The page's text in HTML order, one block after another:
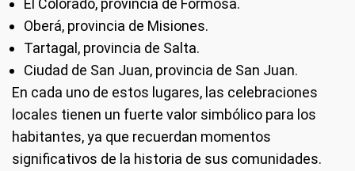
El Colorado, provincia de Formosa.
Oberá, provincia de Misiones.
Tartagal, provincia de Salta.
Ciudad de San Juan, provincia de San Juan.
En cada uno de estos lugares, las celebraciones
locales tienen un fuerte valor simbólico para los
habitantes, ya que recuerdan momentos
significativos de la historia de sus comunidades.